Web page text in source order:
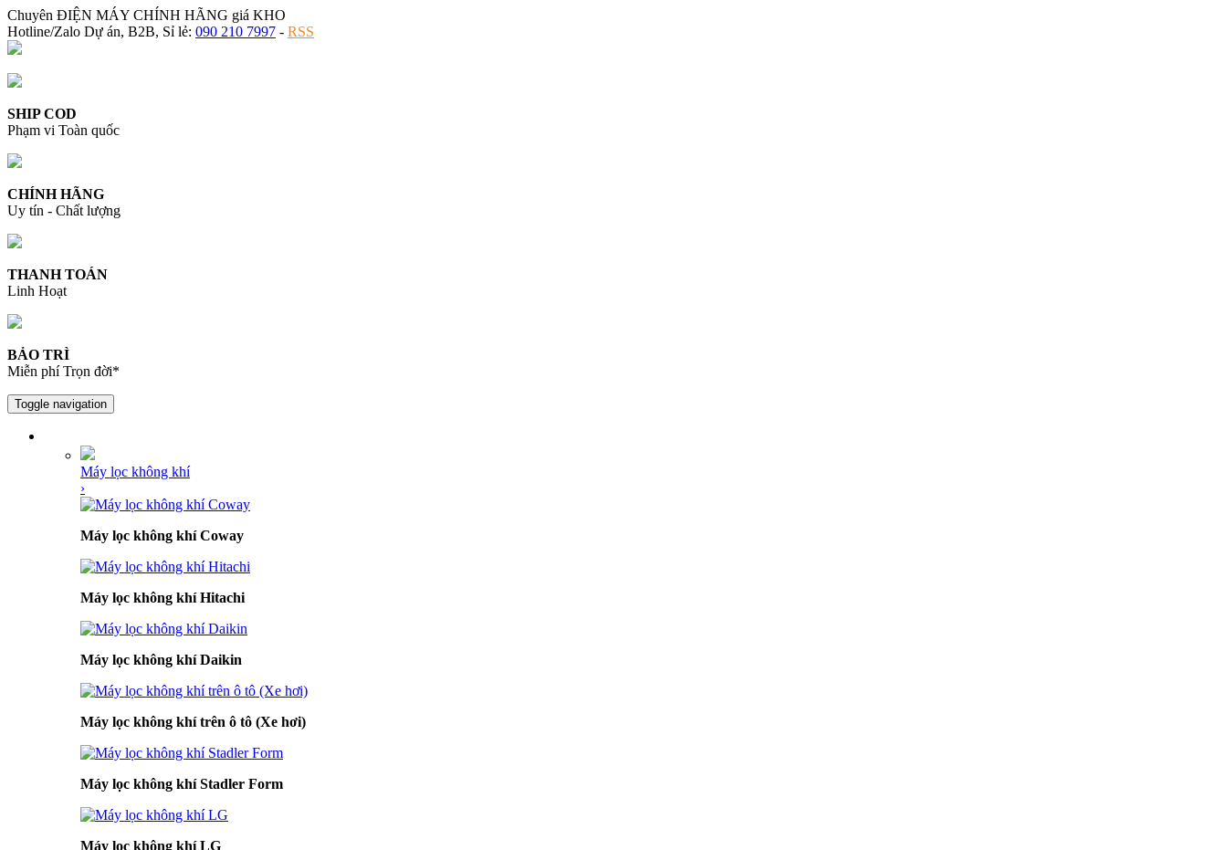
Chuyên ĐIỆN MÁY CHÍNH HÃNG giá KHO
Hotline/Zalo Dự án, B2B, Sỉ lẻ: 090 210 7997 - RSS
SHIP COD
Phạm vi Toàn quốc
CHÍNH HÃNG
Uy tín - Chất lượng
THANH TOÁN
Linh Hoạt
BẢO TRÌ
Miễn phí Trọn đời*
Toggle navigation
Máy lọc không khí
›
Máy lọc không khí Coway
Máy lọc không khí Hitachi
Máy lọc không khí Daikin
Máy lọc không khí trên ô tô (Xe hơi)
Máy lọc không khí Stadler Form
Máy lọc không khí LG